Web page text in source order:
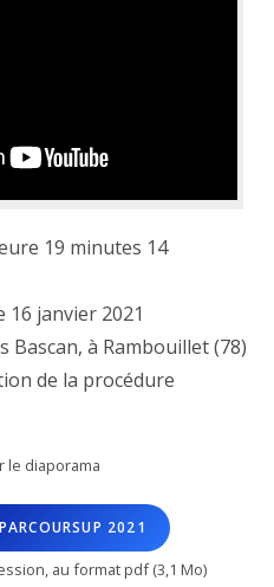
19 minutes 14
16 janvier 2021
Bascan, à Rambouillet (78)
de la procédure
le diaporama
2021
au format pdf (3,1 Mo)